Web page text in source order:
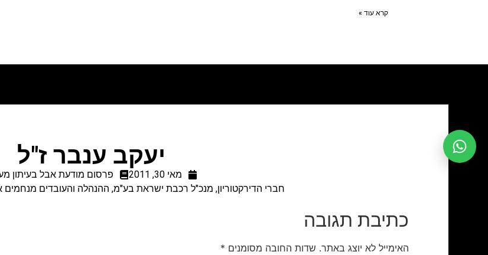
קרא עוד »
יעקב ענבר ז"ל
מאי 30, 2011
פרסום מודעת אבל בעיתון
חברי הדירקטוריון, מנכ"ל רכבת ישראת בע"מ, ההנהלה והעובדים מנחמים
כתיבת תגובה
האימייל לא יוצג באתר. שדות החובה מסומנים *